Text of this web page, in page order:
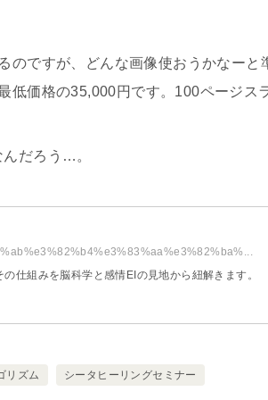
のですが、どんな画像使おうかなーと
低価格の35,000円です。100ページス
だろう…。
仕組みを脳科学と感情EIの見地から紐解きます。
リズム シータヒーリングセミナー